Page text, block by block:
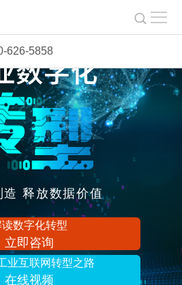
626-5858
造 释放数据价值
读数字化转型
立即咨询
业互联网转型之路
在线视频